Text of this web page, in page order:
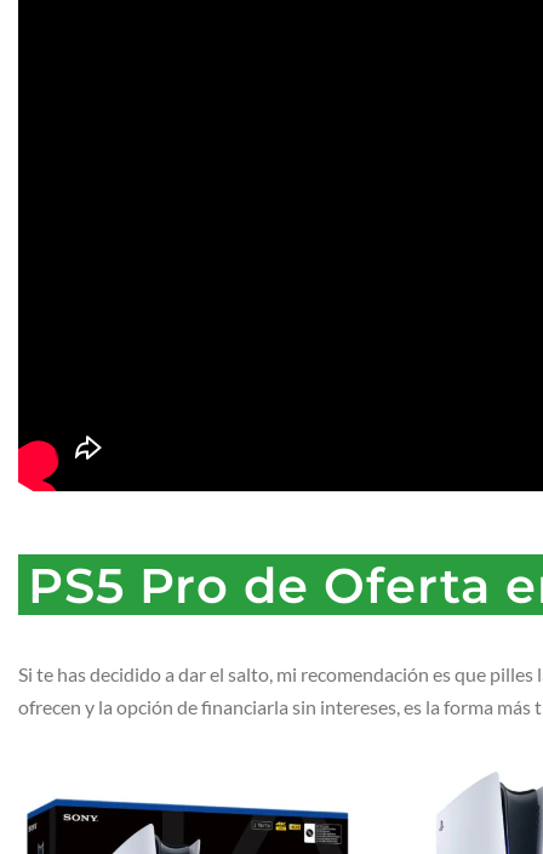
PS5 Pro de Oferta
Si te has decidido a dar el salto, mi recomendación es que pilles
ofrecen y la opción de financiarla sin intereses, es la forma